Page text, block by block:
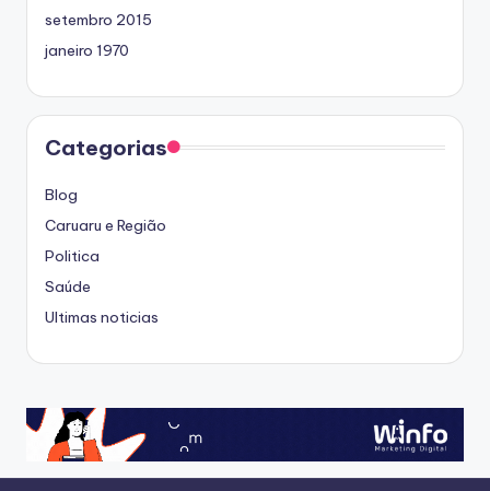
setembro 2015
janeiro 1970
Categorias
Blog
Caruaru e Região
Politica
Saúde
Ultimas noticias